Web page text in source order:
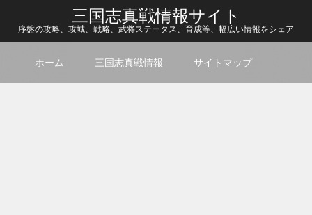
三国志真戦情報サイト
序盤の攻略、攻城、戦略、武将ステータス、育成等、幅広い情報をシェア
ホーム 三国志真戦情報 サイトマップ